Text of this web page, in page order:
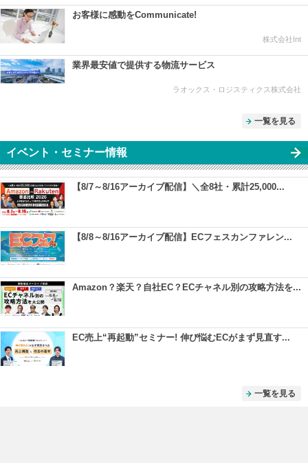
お客様に感動をCommunicate!
株式会社Int
業界最安値で提供する物流サービス
ラオックス・ロジスティクス株式会社
一覧を見る
イベント・セミナー情報
【8/7～8/16アーカイブ配信】＼全8社・累計25,000...
【8/8～8/16アーカイブ配信】ECフェスカンファレン...
Amazon？楽天？自社EC？ECチャネル別の攻略方法を...
EC売上“再起動”セミナー! 伸び悩むECがまず見直す...
一覧を見る